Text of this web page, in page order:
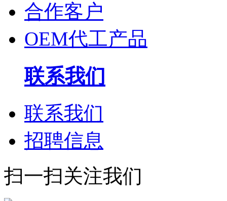
合作客户
OEM代工产品
联系我们
联系我们
招聘信息
扫一扫关注我们